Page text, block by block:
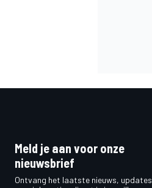
Meld je aan voor onze
nieuwsbrief
Ontvang het laatste nieuws, updates